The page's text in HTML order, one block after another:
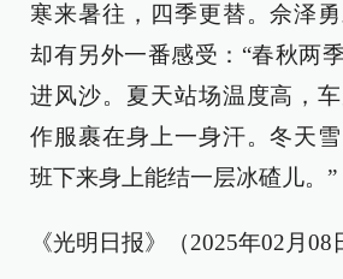
寒来暑往，四季更替。佘泽
却有另外一番感受：“春秋两
进风沙。夏天站场温度高，
作服裹在身上一身汗。冬天
班下来身上能结一层冰碴儿。”
《光明日报》（2025年02月08